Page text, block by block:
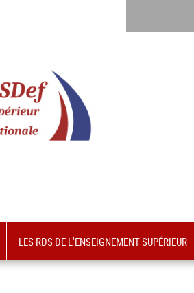
LES RDS DE L'ENSEIGNEMENT SUPÉRIEUR